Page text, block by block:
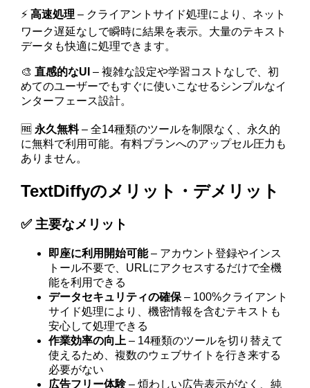
⚡高速処理 – クライアントサイド処理により、ネット
ワーク遅延なしで瞬時に結果を表示。大量のテキスト
データも快適に処理できます。
🎨直感的なUI – 複雑な設定や学習コストなしで、初
めてのユーザーでもすぐに使いこなせるシンプルなイ
ンターフェース設計。
🆓 永久無料– 全14種類のツールを制限なく、永久的
に無料で利用可能。有料プランへのアップセル圧力も
ありません。
TextDiffyのメリット・デメリット
✅ 主要なメリット
即座に利用開始可能– アカウント登録やインス
トール不要で、URLにアクセスするだけで全機
能を利用できる
データセキュリティの確保 – 100%クライアント
サイド処理により、機密情報を含むテキストも
安心して処理できる
作業効率の向上 – 14種類のツールを切り替えて
使えるため、複数のウェブサイトを行き来する
必要がない
広告フリー体験– 煩わしい広告表示がなく、純